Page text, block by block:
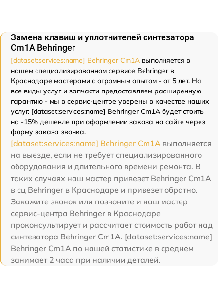
Замена клавиш и уплотнителей синтезатора
Cm1A Behringer
[dataset:services:name] Behringer Cm1A выполняется в
нашем специализированном сервисе Behringer в
Краснодаре мастерами с огромным опытом - от 5 лет. На
все виды услуг и запчасти предоставляем расширенную
гарантию - мы в сервис-центре уверены в качестве наших
услуг. [dataset:services:name] Behringer Cm1A будет стоить
на -15% дешевле при оформлении заказа на сайте через
форму заказа звонка.
[dataset:services:name] Behringer Cm1A выполняется
на выезде, если не требует специализированного
оборудования и длительного времени ремонта. В
таких случаях наш мастер привезет Behringer Cm1A
в сц Behringer в Краснодаре и привезет обратно.
Закажите звонок или позвоните и наш мастер
сервис-центра Behringer в Краснодаре
проконсультирует и рассчитает стоимость работ над
синтезатора Behringer Cm1A. [dataset:services:name]
Behringer Cm1A по нашей статистике в среднем
занимает 2 часа при наличии деталей.